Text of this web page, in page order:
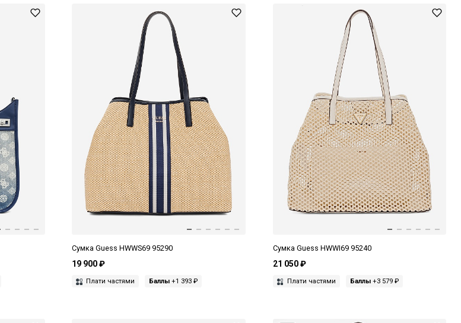
Сумка Guess HWWS69 95290
19 900 ₽
Плати частями Баллы +1 393 ₽
Сумка Guess HWWI69 95240
21 050 ₽
Плати частями Баллы+3 579 ₽